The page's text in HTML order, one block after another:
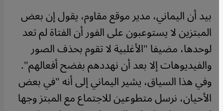
بيد أن اليماني، مدير موقع مقاوم، يقول إن بعض
المبتزين لا يستوعبون على الفور أن الفتاة لم تعد
لوحدها، مضيفا "الأغلبية لا تقوم بحذف الصور
والفيديوهات إلا بعد أن نهددهم بفضح أفعالهم".
وفي هذا السياق، يشير اليماني إلى أنه "في بعض
الأحيان، نرسل متطوعين للاجتماع مع المبتز وجها